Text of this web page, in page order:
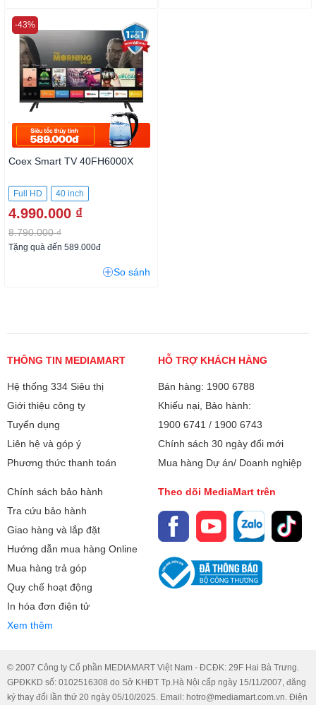
Coex Smart TV 40FH6000X
Full HD 40 inch
4.990.000 ₫
8.790.000 ₫
-43%
Tặng quà đến 589.000đ
So sánh
THÔNG TIN MEDIAMART
Hệ thống 334 Siêu thị
Giới thiệu công ty
Tuyển dụng
Liên hệ và góp ý
Phương thức thanh toán
HỖ TRỢ KHÁCH HÀNG
Bán hàng: 1900 6788
Khiếu nại, Bảo hành:
1900 6741 / 1900 6743
Chính sách 30 ngày đổi mới
Mua hàng Dự án/ Doanh nghiệp
Chính sách bảo hành
Tra cứu bảo hành
Giao hàng và lắp đặt
Hướng dẫn mua hàng Online
Mua hàng trả góp
Quy chế hoạt động
In hóa đơn điện tử
Xem thêm
Theo dõi MediaMart trên
© 2007 Công ty Cổ phần MEDIAMART Việt Nam - ĐCĐK: 29F Hai Bà Trưng.
GPĐKKD số: 0102516308 do Sở KHĐT Tp.Hà Nội cấp ngày 15/11/2007, đăng
ký thay đổi lần thứ 20 ngày 05/10/2025. Email: hotro@mediamart.com.vn. Điện